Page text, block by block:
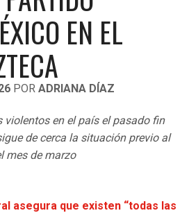
EN EL
POR ADRIANA DÍAZ
violentos en el país el pasado fin
de cerca la situación previo al
mes de marzo
asegura que existen “todas las